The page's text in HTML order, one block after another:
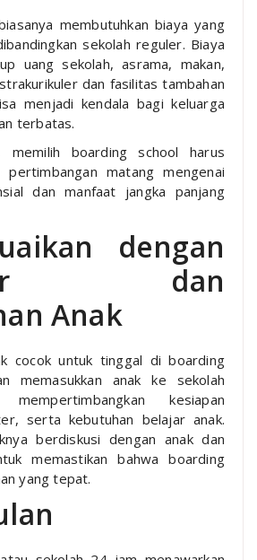
membutuhkan biaya yang
sekolah reguler. Biaya
uang sekolah, asrama, makan,
dan fasilitas tambahan
menjadi kendala bagi keluarga
terbatas.
memilih boarding school harus
pertimbangan matang mengenai
dan manfaat jangka panjang
dengan
dan
Anak
cocok untuk tinggal di boarding
memasukkan anak ke sekolah
kesiapan
serta kebutuhan belajar anak.
berdiskusi dengan anak dan
memastikan bahwa boarding
yang tepat.